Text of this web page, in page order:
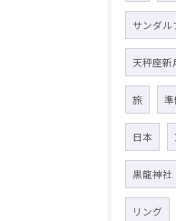
サンダル
天秤座新
旅 準
日本
黒龍神社
リング